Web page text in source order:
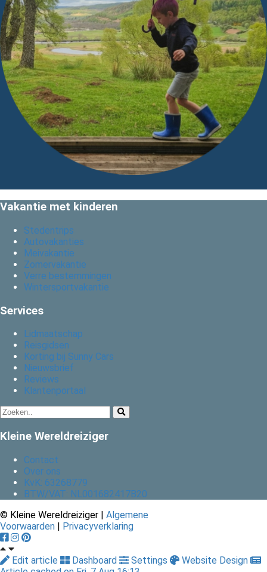
Vakantie met kinderen
Stedentrips
Autovakanties
Meivakantie
Zomervakantie
Verre bestemmingen
Wintersportvakantie
Services
Lidmaatschap
Reisgidsen
Korting bij Sunny Cars
Nieuwsbrief
Reviews
Klantenportaal
Kleine Wereldreiziger
Contact
Over ons
KvK: 63268779
BTW/VAT: NL001682417B20
© Kleine Wereldreiziger | Algemene
Voorwaarden | Privacyverklaring
Edit article Dashboard Settings
Website Design